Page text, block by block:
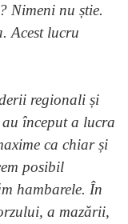
Nimeni nu știe.
Acest lucru
regionali și
început a lucra
ca chiar și
posibil
hambarele. În
a mazării,